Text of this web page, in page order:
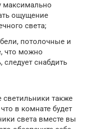
максимально
ощущение
света;
потолочные и
что можно
следует снабдить
также
в комнате будет
света вместе вы